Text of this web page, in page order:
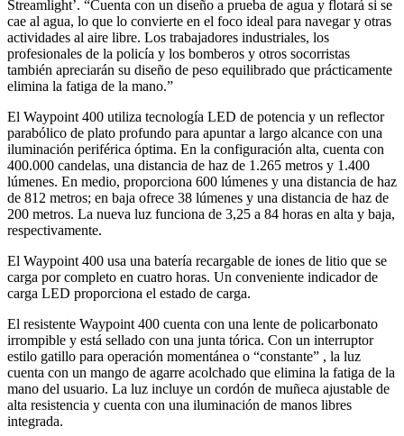
Streamlight’. “Cuenta con un diseño a prueba de agua y flotará si se
cae al agua, lo que lo convierte en el foco ideal para navegar y otras
actividades al aire libre. Los trabajadores industriales, los
profesionales de la policía y los bomberos y otros socorristas
también apreciarán su diseño de peso equilibrado que prácticamente
elimina la fatiga de la mano.”
El Waypoint 400 utiliza tecnología LED de potencia y un reflector
parabólico de plato profundo para apuntar a largo alcance con una
iluminación periférica óptima. En la configuración alta, cuenta con
400.000 candelas, una distancia de haz de 1.265 metros y 1.400
lúmenes. En medio, proporciona 600 lúmenes y una distancia de haz
de 812 metros; en baja ofrece 38 lúmenes y una distancia de haz de
200 metros. La nueva luz funciona de 3,25 a 84 horas en alta y baja,
respectivamente.
El Waypoint 400 usa una batería recargable de iones de litio que se
carga por completo en cuatro horas. Un conveniente indicador de
carga LED proporciona el estado de carga.
El resistente Waypoint 400 cuenta con una lente de policarbonato
irrompible y está sellado con una junta tórica. Con un interruptor
estilo gatillo para operación momentánea o “constante” , la luz
cuenta con un mango de agarre acolchado que elimina la fatiga de la
mano del usuario. La luz incluye un cordón de muñeca ajustable de
alta resistencia y cuenta con una iluminación de manos libres
integrada.